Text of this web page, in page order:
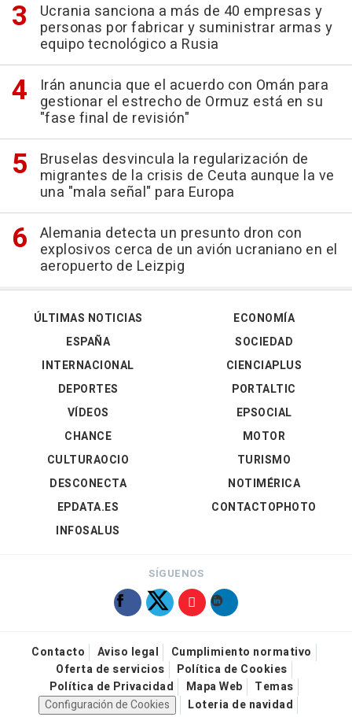
Ucrania sanciona a más de 40 empresas y
personas por fabricar y suministrar armas y
equipo tecnológico a Rusia
Irán anuncia que el acuerdo con Omán para
gestionar el estrecho de Ormuz está en su
"fase final de revisión"
Bruselas desvincula la regularización de
migrantes de la crisis de Ceuta aunque la ve
una "mala señal" para Europa
Alemania detecta un presunto dron con
explosivos cerca de un avión ucraniano en el
aeropuerto de Leizpig
ÚLTIMAS NOTICIAS
ESPAÑA
INTERNACIONAL
DEPORTES
VÍDEOS
ECONOMÍA
SOCIEDAD
CIENCIAPLUS
PORTALTIC
EPSOCIAL
CHANCE
CULTURAOCIO
DESCONECTA
EPDATA.ES
INFOSALUS
MOTOR
TURISMO
NOTIMÉRICA
CONTACTOPHOTO
SÍGUENOS
Contacto Aviso legal
Cumplimiento normativo
Oferta de servicios
Política de Cookies
Política de Privacidad
Mapa Web
Temas
Configuración de Cookies
Loteria de navidad